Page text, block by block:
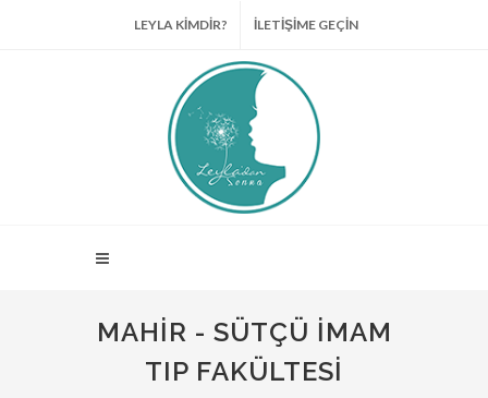
LEYLA KİMDİR? İLETİŞİME GEÇİN
MAHIR - SÜTÇÜ İMAM
TIP FAKÜLTESI